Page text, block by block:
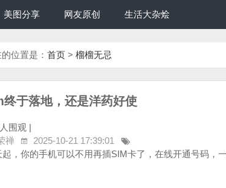
美图分享 网友原创 生活大杂烩
位置是： 首页 > 榴榴无忌
终于落地，还是洋药好使
围观 |
禅
2025-10-21 17:39:01
起，你的手机可以不用再插SIM卡了，在线开通号码，